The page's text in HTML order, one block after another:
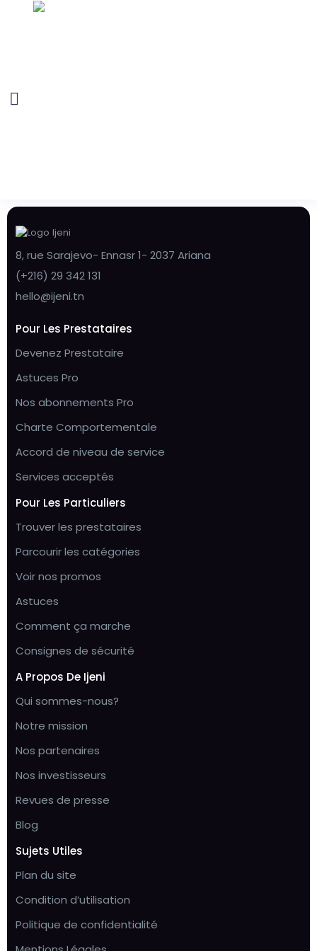
8, rue Sarajevo- Ennasr 1- 2037 Ariana
(+216) 29 342 131
hello@ijeni.tn
Pour Les Prestataires
Devenez Prestataire
Astuces Pro
Nos abonnements Pro
Charte Comportementale
Accord de niveau de service
Services acceptés
Pour Les Particuliers
Trouver les prestataires
Parcourir les catégories
Voir nos promos
Astuces
Comment ça marche
Consignes de sécurité
A Propos De Ijeni
Qui sommes-nous?
Notre mission
Nos partenaires
Nos investisseurs
Revues de presse
Blog
Sujets Utiles
Plan du site
Condition d’utilisation
Politique de confidentialité